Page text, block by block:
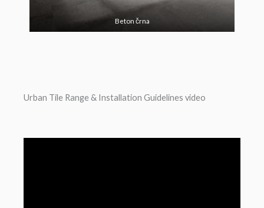
Beton črna
Urban Tile Range & Installation Guidelines video